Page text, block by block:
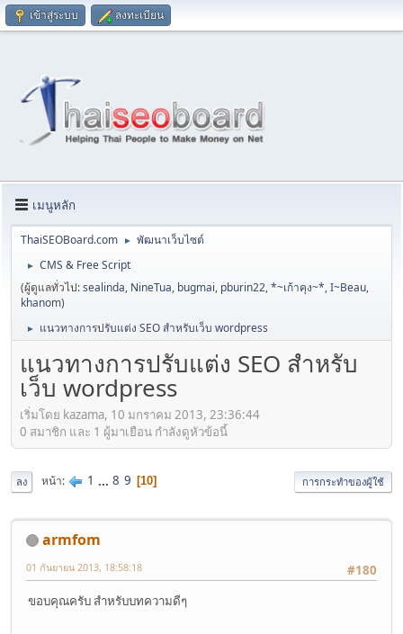
เข้าสู่ระบบ ลงทะเบียน
เมนูหลัก
ThaiSEOBoard.com ► พัฒนาเว็บไซต์
►
CMS & Free Script
(ผู้ดูแลทั่วไป:sealinda, NineTua, bugmai, pburin22,*~เก้าคุง~*,I~Beau,
khanom)
► แนวทางการปรับแต่ง SEO สำหรับเว็บ wordpress
แนวทางการปรับแต่ง SEO สำหรับ
เว็บ wordpress
เริ่มโดย kazama, 10 มกราคม 2013, 23:36:44
0 สมาชิก และ 1 ผู้มาเยือน กำลังดูหัวข้อนี้
ลง หน้า 1 ... 8 9 10 การกระทำของผู้ใช้
armfom
#180
01 กันยายน 2013, 18:58:18
ขอบคุณครับ สำหรับบทความดีๆ